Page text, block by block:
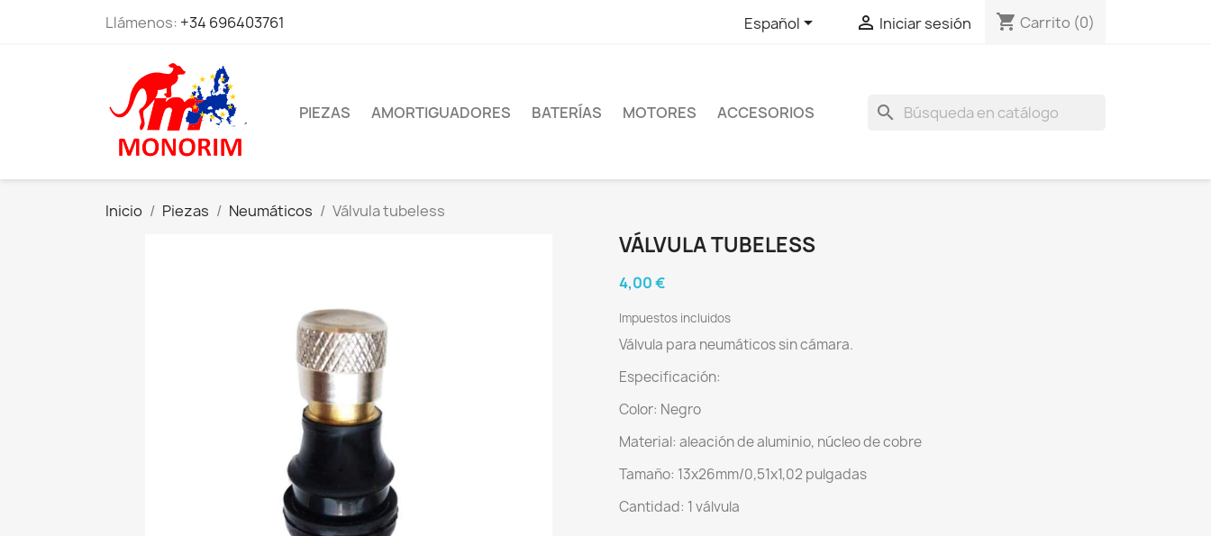
Llámenos: +34 696403761 Español  Iniciar sesión shopping_cart Carrito (0)
PIEZAS AMORTIGUADORES BATERÍAS MOTORES ACCESORIOS search
Inicio Piezas Neumáticos Válvula tubeless
VÁLVULA TUBELESS
4,00 €
Impuestos incluidos
Válvula para neumáticos sin cámara.
Especificación:
Color: Negro
Material: aleación de aluminio, núcleo de cobre
Tamaño: 13x26mm/0,51x1,02 pulgadas
Cantidad: 1 válvula